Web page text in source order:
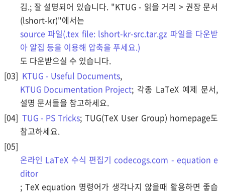
김.; 잘 설명되어 있습니다. "KTUG - 읽을 거리 > 권장 문서
(lshort-kr)"에서는
source 파일(.tex file: lshort-kr-src.tar.gz 파일을 다운받
아 알집 등을 이용해 압축을 푸세요.)
도 다운받으실 수 있습니다.
KTUG - Useful Documents,
KTUG Documentation Project; 각종 LaTeX 예제 문서,
설명 문서들을 참고하세요.
TUG - PS Tricks; TUG(TeX User Group) homepage도
참고하세요.
온라인 LaTeX 수식 편집기 codecogs.com - equation e
ditor
; TeX equation 명령어가 생각나지 않을때 활용하면 좋습